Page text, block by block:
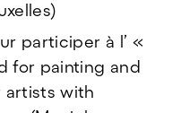
participer à l’ «
for painting and
artists with